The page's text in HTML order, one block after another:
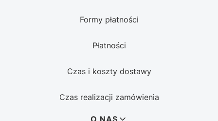
Formy płatności
Płatności
Czas i koszty dostawy
Czas realizacji zamówienia